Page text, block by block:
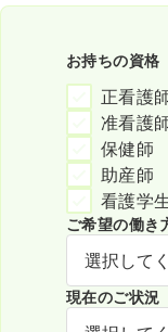
お持ちの資格
正看護
准看護
保健師
助産師
看護学
ご希望の働き
現在のご状況